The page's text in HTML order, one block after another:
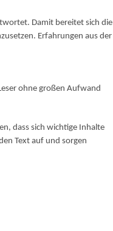
Damit bereitet sich die
Erfahrungen aus der
ohne großen Aufwand
dass sich wichtige Inhalte
Text auf und sorgen